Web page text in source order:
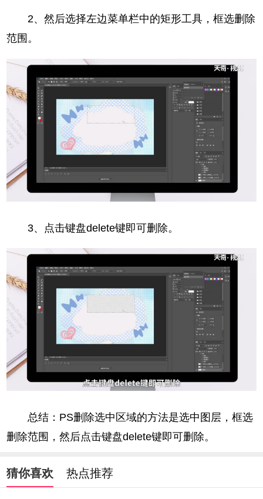
2、然后选择左边菜单栏中的矩形工具，框选删除
范围。
3、点击键盘delete键即可删除。
总结：PS删除选中区域的方法是选中图层，框选
删除范围，然后点击键盘delete键即可删除。
猜你喜欢 热点推荐